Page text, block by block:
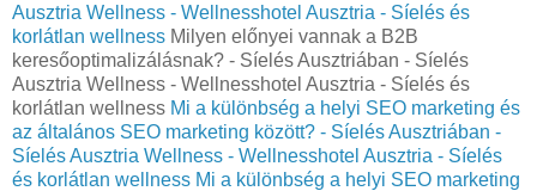
Ausztria Wellness - Wellnesshotel Ausztria - Síelés és
korlátlan wellness Milyen előnyei vannak a B2B
keresőoptimalizálásnak? - Síelés Ausztriában - Síelés
Ausztria Wellness - Wellnesshotel Ausztria - Síelés és
korlátlan wellness Mi a különbség a helyi SEO marketing és
az általános SEO marketing között? - Síelés Ausztriában -
Síelés Ausztria Wellness - Wellnesshotel Ausztria - Síelés
és korlátlan wellness Mi a különbség a helyi SEO marketing